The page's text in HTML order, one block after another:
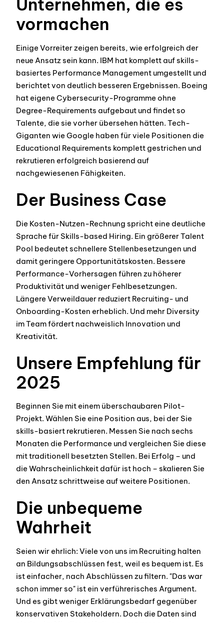
Unternehmen, die es
vormachen
Einige Vorreiter zeigen bereits, wie erfolgreich der
neue Ansatz sein kann. IBM hat komplett auf skills-
basiertes Performance Management umgestellt und
berichtet von deutlich besseren Ergebnissen. Boeing
hat eigene Cybersecurity-Programme ohne
Degree-Requirements aufgebaut und findet so
Talente, die sie vorher übersehen hätten. Tech-
Giganten wie Google haben für viele Positionen die
Educational Requirements komplett gestrichen und
rekrutieren erfolgreich basierend auf
nachgewiesenen Fähigkeiten.
Der Business Case
Die Kosten-Nutzen-Rechnung spricht eine deutliche
Sprache für Skills-based Hiring. Ein größerer Talent
Pool bedeutet schnellere Stellenbesetzungen und
damit geringere Opportunitätskosten. Bessere
Performance-Vorhersagen führen zu höherer
Produktivität und weniger Fehlbesetzungen.
Längere Verweildauer reduziert Recruiting- und
Onboarding-Kosten erheblich. Und mehr Diversity
im Team fördert nachweislich Innovation und
Kreativität.
Unsere Empfehlung für
2025
Beginnen Sie mit einem überschaubaren Pilot-
Projekt. Wählen Sie eine Position aus, bei der Sie
skills-basiert rekrutieren. Messen Sie nach sechs
Monaten die Performance und vergleichen Sie diese
mit traditionell besetzten Stellen. Bei Erfolg – und
die Wahrscheinlichkeit dafür ist hoch – skalieren Sie
den Ansatz schrittweise auf weitere Positionen.
Die unbequeme
Wahrheit
Seien wir ehrlich: Viele von uns im Recruiting halten
an Bildungsabschlüssen fest, weil es bequem ist. Es
ist einfacher, nach Abschlüssen zu filtern. "Das war
schon immer so" ist ein verführerisches Argument.
Und es gibt weniger Erklärungsbedarf gegenüber
konservativen Stakeholdern. Doch die Daten sind